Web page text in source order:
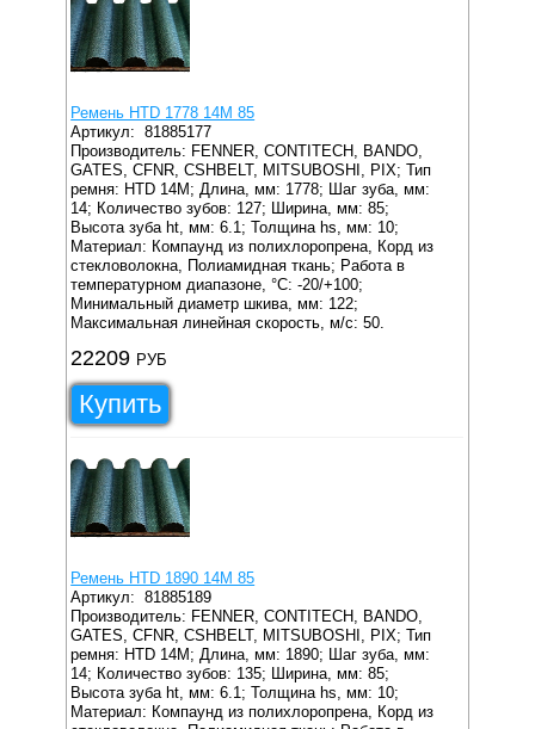
Ремень HTD 1778 14M 85
Артикул:81885177
Производитель: FENNER, CONTITECH, BANDO,
GATES, CFNR, CSHBELT, MITSUBOSHI, PIX; Тип
ремня: HTD 14M; Длина, мм: 1778; Шаг зуба, мм:
14; Количество зубов: 127; Ширина, мм: 85;
Высота зуба ht, мм: 6.1; Толщина hs, мм: 10;
Материал: Компаунд из полихлоропрена, Корд из
стекловолокна, Полиамидная ткань; Работа в
температурном диапазоне, °C: -20/+100;
Минимальный диаметр шкива, мм: 122;
Максимальная линейная скорость, м/с: 50.
22209 РУБ
Купить
Ремень HTD 1890 14M 85
Артикул:81885189
Производитель: FENNER, CONTITECH, BANDO,
GATES, CFNR, CSHBELT, MITSUBOSHI, PIX; Тип
ремня: HTD 14M; Длина, мм: 1890; Шаг зуба, мм:
14; Количество зубов: 135; Ширина, мм: 85;
Высота зуба ht, мм: 6.1; Толщина hs, мм: 10;
Материал: Компаунд из полихлоропрена, Корд из